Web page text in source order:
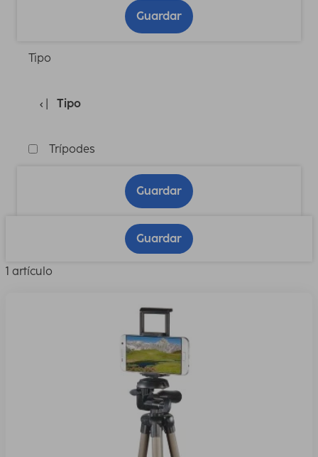
Guardar
Tipo
Tipo
Trípodes
Guardar
Guardar
1 artículo